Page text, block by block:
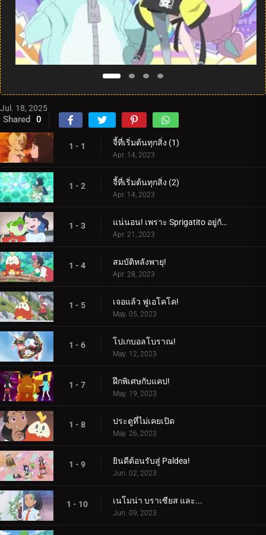
Jul. 18, 2025
Shared 0
1 - 1 จี้ที่เริ่มต้นทุกสิ่ง (1)
Apr. 14, 2023
1 - 2 จี้ที่เริ่มต้นทุกสิ่ง (2)
Apr. 14, 2023
1 - 3 แน่นอน! เพราะ Sprigatito อยู่กับฉัน!
Apr. 21, 2023
1 - 4 สมบัติหลังพายุ!
Apr. 28, 2023
1 - 5 เจอแล้ว ฟูเอโคโค!
May. 05, 2023
1 - 6 โปเกบอลโบราณ!
May. 12, 2023
1 - 7 ฝึกพิเศษกับแคป!
May. 19, 2023
1 - 8 ประตูที่ไม่เคยเปิด
May. 26, 2023
1 - 9 ยินดีต้อนรับสู่ Paldea!
Jun. 02, 2023
1 - 10 เนโมน่า บราเซียส และ...
Jun. 09, 2023